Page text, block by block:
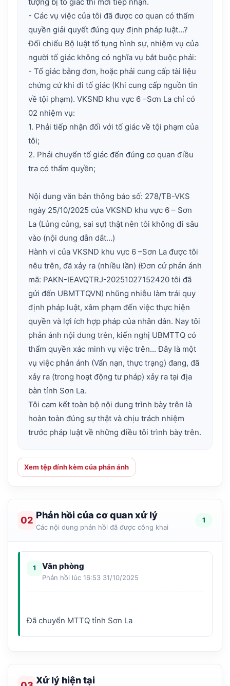
- Các vụ việc của tôi đã được cơ quan có thẩm
quyền giải quyết đúng quy định pháp luật…?
Đối chiếu Bộ luật tố tụng hình sự, nhiệm vụ của
người tố giác không có nghĩa vụ bắt buộc phải:
- Tố giác bằng đơn, hoặc phải cung cấp tài liệu
chứng cứ khi đi tố giác (Khi cung cấp nguồn tin
về tội phạm). VKSND khu vực 6 –Sơn La chỉ có
02 nhiệm vụ:
1. Phải tiếp nhận đối với tố giác về tội phạm của
tôi;
2. Phải chuyển tố giác đến đúng cơ quan điều
tra có thẩm quyền;
Nội dung văn bản thông báo số: 278/TB-VKS
ngày 25/10/2025 của VKSND khu vực 6 – Sơn
La (Lủng củng, sai sự) thật nên tôi không đi sâu
vào (nội dung dẫn dắt...)
Hành vi của VKSND khu vực 6 –Sơn La được tôi
nêu trên, đã xảy ra (nhiều lần) (Đơn cử phản ánh
mã: PAKN-IEAVQTRJ-20251027152420 tôi đã
gửi đến UBMTTQVN) nhũng nhiễu làm trái quy
định pháp luật, xâm phạm đến việc thực hiện
quyền và lợi ích hợp pháp của nhân dân. Nay tôi
phản ánh nội dung trên, kiến nghị UBMTTQ có
thẩm quyền xác minh vụ việc trên... Đây là một
vụ việc phản ánh (Vấn nạn, thực trạng) đang, đã
xảy ra (trong hoạt động tư pháp) xảy ra tại địa
bàn tỉnh Sơn La.
Tôi cam kết toàn bộ nội dung trình bày trên là
hoàn toàn đúng sự thật và chịu trách nhiệm
Xem tệp đính kèm của phản ánh
02 Phản hồi của cơ quan xử lý
Các nội dung phản hồi đã được công khai
1
1 Văn phòng
Phản hồi lúc 16:53 31/10/2025
Xử lý hiện tại